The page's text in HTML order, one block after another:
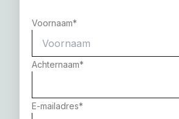
Voornaam*
Achternaam*
E-mailadres*